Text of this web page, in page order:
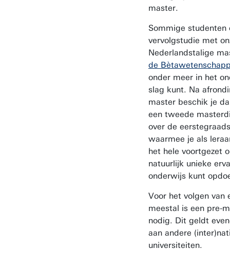
master.
Sommige studenten
vervolgstudie met
Nederlandstalige
de
onder meer in het
slag kunt. Na
master beschik je
een tweede
over de
waarmee je als
het hele voortgezet
natuurlijk unieke
onderwijs kunt
Voor het volgen van
meestal is een pre-
nodig. Dit geldt
aan andere
universiteiten.